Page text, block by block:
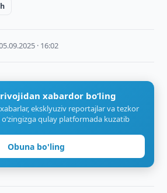
· 16:02
xabardor bo‘ling
eksklyuziv reportajlar va tezkor
qulay platformada kuzatib
Obuna bo'ling